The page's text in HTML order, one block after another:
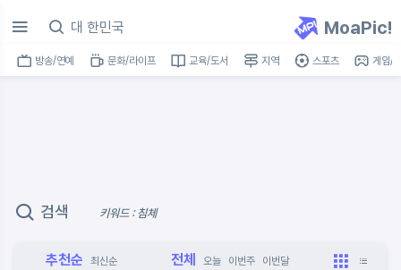
MoaPic!
방송/연예 문화/라이프 교육/도서 지역 스포츠 게임/
검색 키워드 : 침체
추천순 최신순 전체 오늘 이번주 이번달